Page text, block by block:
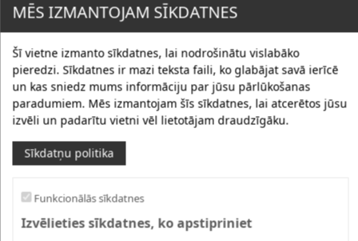
MĒS IZMANTOJAM SĪKDATNES
Šī vietne izmanto sīkdatnes, lai nodrošinātu vislabāko
pieredzi. Sīkdatnes ir mazi teksta faili, ko glabājat savā ierīcē
un kas sniedz mums informāciju par jūsu pārlūkošanas
paradumiem. Mēs izmantojam šīs sīkdatnes, lai atcerētos jūsu
izvēli un padarītu vietni vēl lietotājam draudzīgāku.
Sīkdatņu politika
Funkcionālās sīkdatnes
Izvēlieties sīkdatnes, ko apstipriniet